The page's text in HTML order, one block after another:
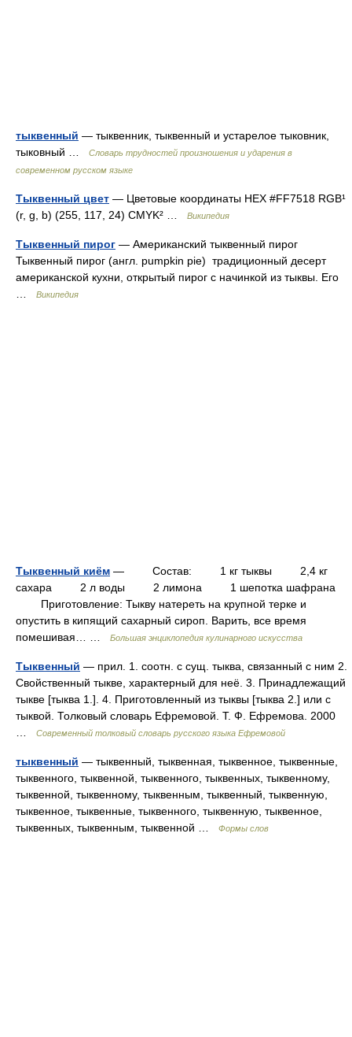
тыквенный — тыквенник, тыквенный и устарелое тыковник,
тыковный …
Словарь трудностей произношения и ударения в
современном русском языке
Тыквенный цвет — Цветовые координаты HEX #FF7518 RGB¹
(r, g, b) (255, 117, 24) CMYK² …
Википедия
Тыквенный пирог — Американский тыквенный пирог
Тыквенный пирог (англ. pumpkin pie) традиционный десерт
американской кухни, открытый пирог с начинкой из тыквы. Его
Википедия
Тыквенный киём — Состав: 1 кг тыквы 2,4 кг
сахара 2 л воды 2 лимона 1 шепотка шафрана
Приготовление: Тыкву натереть на крупной терке и
опустить в кипящий сахарный сироп. Варить, все время
помешивая… …
Большая энциклопедия кулинарного искусства
Тыквенный — прил. 1. соотн. с сущ. тыква, связанный с ним 2.
Свойственный тыкве, характерный для неё. 3. Принадлежащий
тыкве [тыква 1.]. 4. Приготовленный из тыквы [тыква 2.] или с
тыквой. Толковый словарь Ефремовой. Т. Ф. Ефремова. 2000
Современный толковый словарь русского языка Ефремовой
тыквенный — тыквенный, тыквенная, тыквенное, тыквенные,
тыквенного, тыквенной, тыквенного, тыквенных, тыквенному,
тыквенной, тыквенному, тыквенным, тыквенный, тыквенную,
тыквенное, тыквенные, тыквенного, тыквенную, тыквенное,
тыквенных, тыквенным, тыквенной …
Формы слов